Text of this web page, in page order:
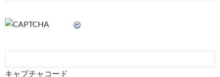
キャプチャコード